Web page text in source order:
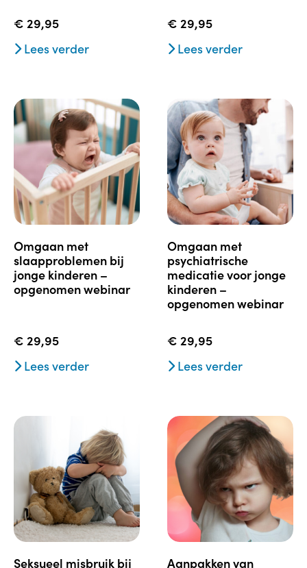
€ 29,95
Lees verder
€ 29,95
Lees verder
omgaan met
slaapproblemen bij
jonge kinderen –
opgenomen webinar
€ 29,95
Lees verder
omgaan met
psychiatrische
medicatie voor jonge
kinderen –
opgenomen webinar
€ 29,95
Lees verder
seksueel misbruik bij
aanpakken van